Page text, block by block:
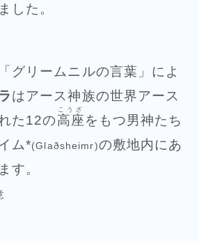
した。
グリームニルの言葉」によ
はアース神族の世界アース
た12の高座
こうざ
をもつ男神たち
ム*(Glaðsheimr)の敷地内にあ
す。